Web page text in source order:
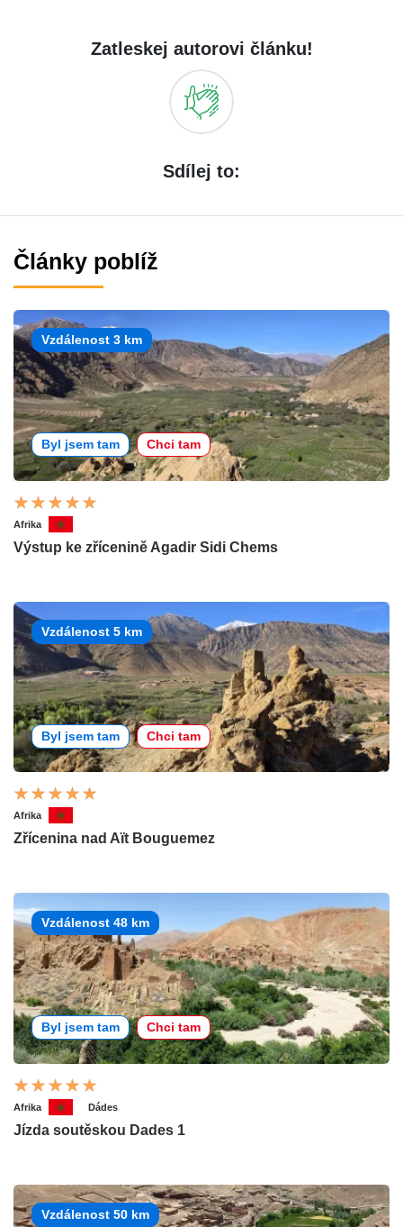
Zatleskej autorovi článku!
Sdílej to:
Články poblíž
Vzdálenost 3 km
Byl jsem tam Chci tam
Afrika
Výstup ke zřícenině Agadir Sidi Chems
Vzdálenost 5 km
Byl jsem tam Chci tam
Afrika
Zřícenina nad Aït Bouguemez
Vzdálenost 48 km
Byl jsem tam Chci tam
Afrika Dádes
Jízda soutěskou Dades 1
Vzdálenost 50 km